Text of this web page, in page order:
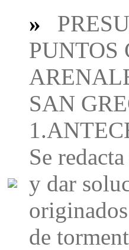
»
PUNTOS
SAN
Se
y dar
de